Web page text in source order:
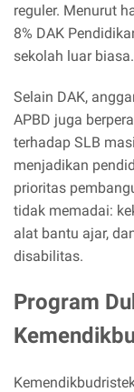
reguler. Menurut
8% DAK
sekolah luar biasa.
Selain DAK,
APBD juga
terhadap SLB
menjadikan
prioritas
tidak memadai:
alat bantu ajar,
disabilitas.
Program